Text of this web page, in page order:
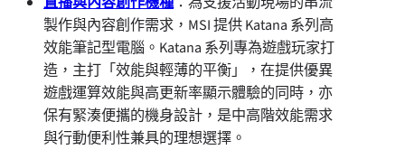
製作與內容創作需求，MSI 提供 Katana 系列高
效能筆記型電腦。Katana 系列專為遊戲玩家打
造，主打「效能與輕薄的平衡」，在提供優異
遊戲運算效能與高更新率顯示體驗的同時，亦
保有緊湊便攜的機身設計，是中高階效能需求
與行動便利性兼具的理想選擇。